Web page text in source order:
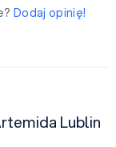
Dodaj opinię!
Lublin